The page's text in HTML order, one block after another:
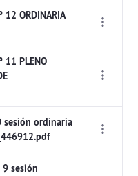
12 ORDINARIA
11 PLENO
sesión ordinaria
9 sesión